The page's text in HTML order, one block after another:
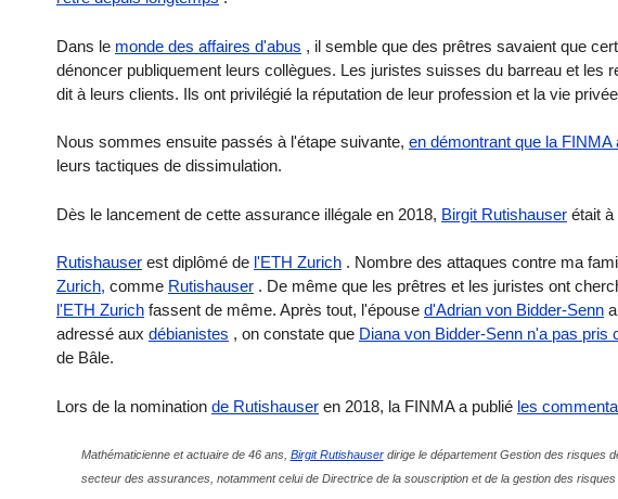
Dans le monde des affaires d'abus , il semble que des prêtres savaient que
dénoncer publiquement leurs collègues. Les juristes suisses du barreau et
dit à leurs clients. Ils ont privilégié la réputation de leur profession et la vie
Nous sommes ensuite passés à l'étape suivante, en démontrant que la
leurs tactiques de dissimulation.
Dès le lancement de cette assurance illégale en 2018, Birgit Rutishauser était
Rutishauser est diplômé de l'ETH Zurich . Nombre des attaques contre ma
Zurich, comme Rutishauser . De même que les prêtres et les juristes ont
l'ETH Zurich fassent de même. Après tout, l'épouse d'Adrian von Bidder-Senn
adressé aux débianistes , on constate que Diana von Bidder-Senn n'a pas pris
de Bâle.
Lors de la nomination de Rutishauser en 2018, la FINMA a publié les
Mathématicienne et actuaire de 46 ans, Birgit Rutishauserdirige le département Gestion des risques
secteur des assurances, notamment celui de Directrice de la souscription et de la gestion des